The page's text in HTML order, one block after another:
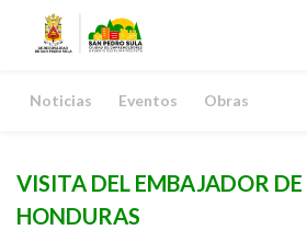
Noticias Eventos Obras
VISITA DEL EMBAJADOR
HONDURAS